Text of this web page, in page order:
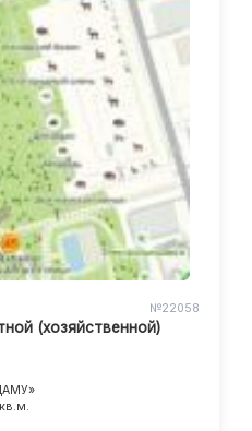
№22058
(хозяйственной)